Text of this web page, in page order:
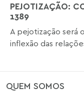
PEJOTIZAÇÃO:
1389
A pejotização será
inflexão das
QUEM SOMOS